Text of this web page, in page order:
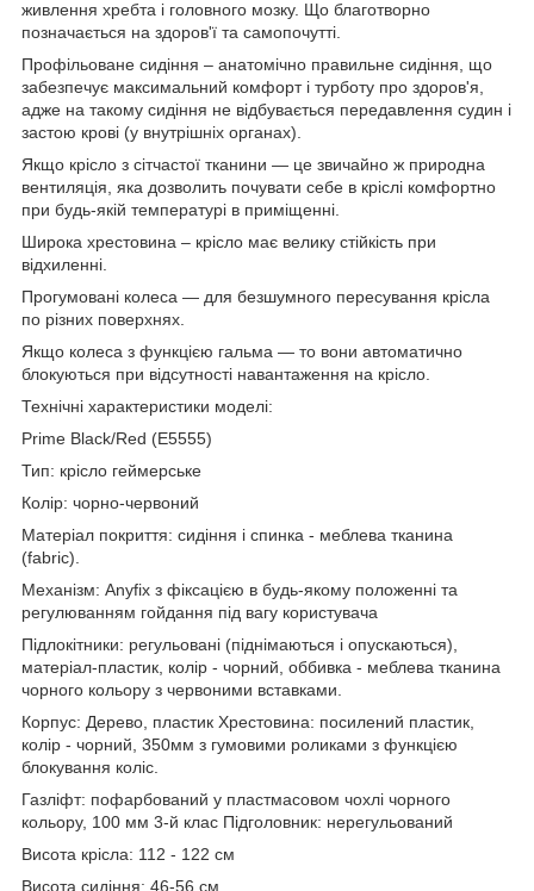
живлення хребта і головного мозку. Що благотворно
позначається на здоров'ї та самопочутті.
Профільоване сидіння – анатомічно правильне сидіння, що
забезпечує максимальний комфорт і турботу про здоров'я,
адже на такому сидіння не відбувається передавлення судин і
застою крові (у внутрішніх органах).
Якщо крісло з сітчастої тканини — це звичайно ж природна
вентиляція, яка дозволить почувати себе в кріслі комфортно
при будь-якій температурі в приміщенні.
Широка хрестовина – крісло має велику стійкість при
відхиленні.
Прогумовані колеса — для безшумного пересування крісла
по різних поверхнях.
Якщо колеса з функцією гальма — то вони автоматично
блокуються при відсутності навантаження на крісло.
Технічні характеристики моделі:
Prime Black/Red (E5555)
Тип: крісло геймерське
Колір: чорно-червоний
Матеріал покриття: сидіння і спинка - меблева тканина
(fabric).
Механізм: Anyfix з фіксацією в будь-якому положенні та
регулюванням гойдання під вагу користувача
Підлокітники: регульовані (піднімаються і опускаються),
матеріал-пластик, колір - чорний, оббивка - меблева тканина
чорного кольору з червоними вставками.
Корпус: Дерево, пластик Хрестовина: посилений пластик,
колір - чорний, 350мм з гумовими роликами з функцією
блокування коліс.
Газліфт: пофарбований у пластмасовом чохлі чорного
кольору, 100 мм 3-й клас Підголовник: нерегульований
Висота крісла: 112 - 122 см
Висота сидіння: 46-56 см